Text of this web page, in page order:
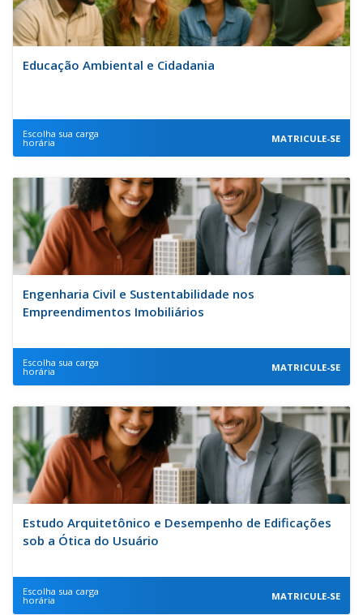
Educação Ambiental e Cidadania
Escolha sua carga
horária MATRICULE-SE
Engenharia Civil e Sustentabilidade nos
Empreendimentos Imobiliários
Escolha sua carga
horária MATRICULE-SE
Estudo Arquitetônico e Desempenho de Edificações
sob a Ótica do Usuário
Escolha sua carga
horária MATRICULE-SE